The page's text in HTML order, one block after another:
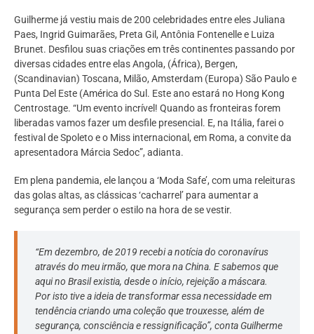
Guilherme já vestiu mais de 200 celebridades entre eles Juliana
Paes, Ingrid Guimarães, Preta Gil, Antônia Fontenelle e Luiza
Brunet. Desfilou suas criações em três continentes passando por
diversas cidades entre elas Angola, (África), Bergen,
(Scandinavian) Toscana, Milão, Amsterdam (Europa) São Paulo e
Punta Del Este (América do Sul. Este ano estará no Hong Kong
Centrostage. “Um evento incrível! Quando as fronteiras forem
liberadas vamos fazer um desfile presencial. E, na Itália, farei o
festival de Spoleto e o Miss internacional, em Roma, a convite da
apresentadora Márcia Sedoc”, adianta.
Em plena pandemia, ele lançou a ‘Moda Safe’, com uma releituras
das golas altas, as clássicas ‘cacharrel’ para aumentar a
segurança sem perder o estilo na hora de se vestir.
“Em dezembro, de 2019 recebi a notícia do coronavírus
através do meu irmão, que mora na China. E sabemos que
aqui no Brasil existia, desde o início, rejeição a máscara.
Por isto tive a ideia de transformar essa necessidade em
tendência criando uma coleção que trouxesse, além de
segurança, consciência e ressignificação”, conta Guilherme